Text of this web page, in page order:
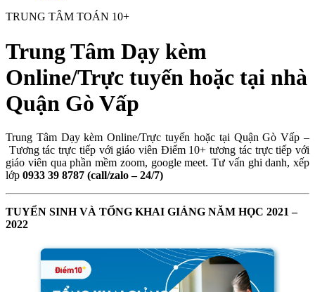
TRUNG TÂM TOÁN 10+
Trung Tâm Dạy kèm
Online/Trực tuyến hoặc tại nhà
Quận Gò Vấp
Trung Tâm Dạy kèm Online/Trực tuyến hoặc tại Quận Gò Vấp –
Tương tác trực tiếp với giáo viên Điểm 10+ tương tác trực tiếp với
giáo viên qua phần mềm zoom, google meet. Tư vấn ghi danh, xếp
lớp 0933 39 8787 (call/zalo – 24/7)
TUYỂN SINH VÀ TỔNG KHAI GIẢNG NĂM HỌC 2021 –
2022